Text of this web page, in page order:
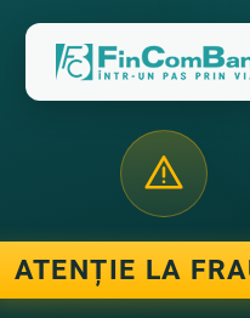
ATENȚIE LA